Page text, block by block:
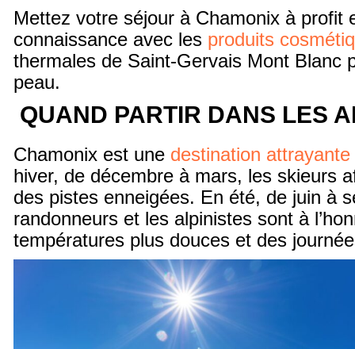
Mettez votre séjour à Chamonix à profit
connaissance avec les produits
thermales de Saint-Gervais Mont Blanc
peau.
QUAND PARTIR DANS LES
Chamonix est une destination attrayante
hiver, de décembre à mars, les skieurs
des pistes enneigées. En été, de juin à
randonneurs et les alpinistes sont à
températures plus douces et des